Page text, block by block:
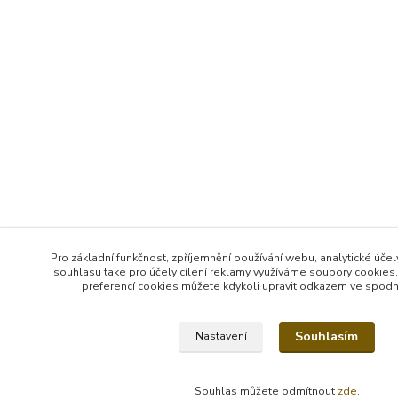
Pro základní funkčnost, zpříjemnění používání webu, analytické
souhlasu také pro účely cílení reklamy využíváme soubory
preferencí cookies můžete kdykoli upravit odkazem ve
Nastavení Souhlasím
Souhlas můžete odmítnout zde.